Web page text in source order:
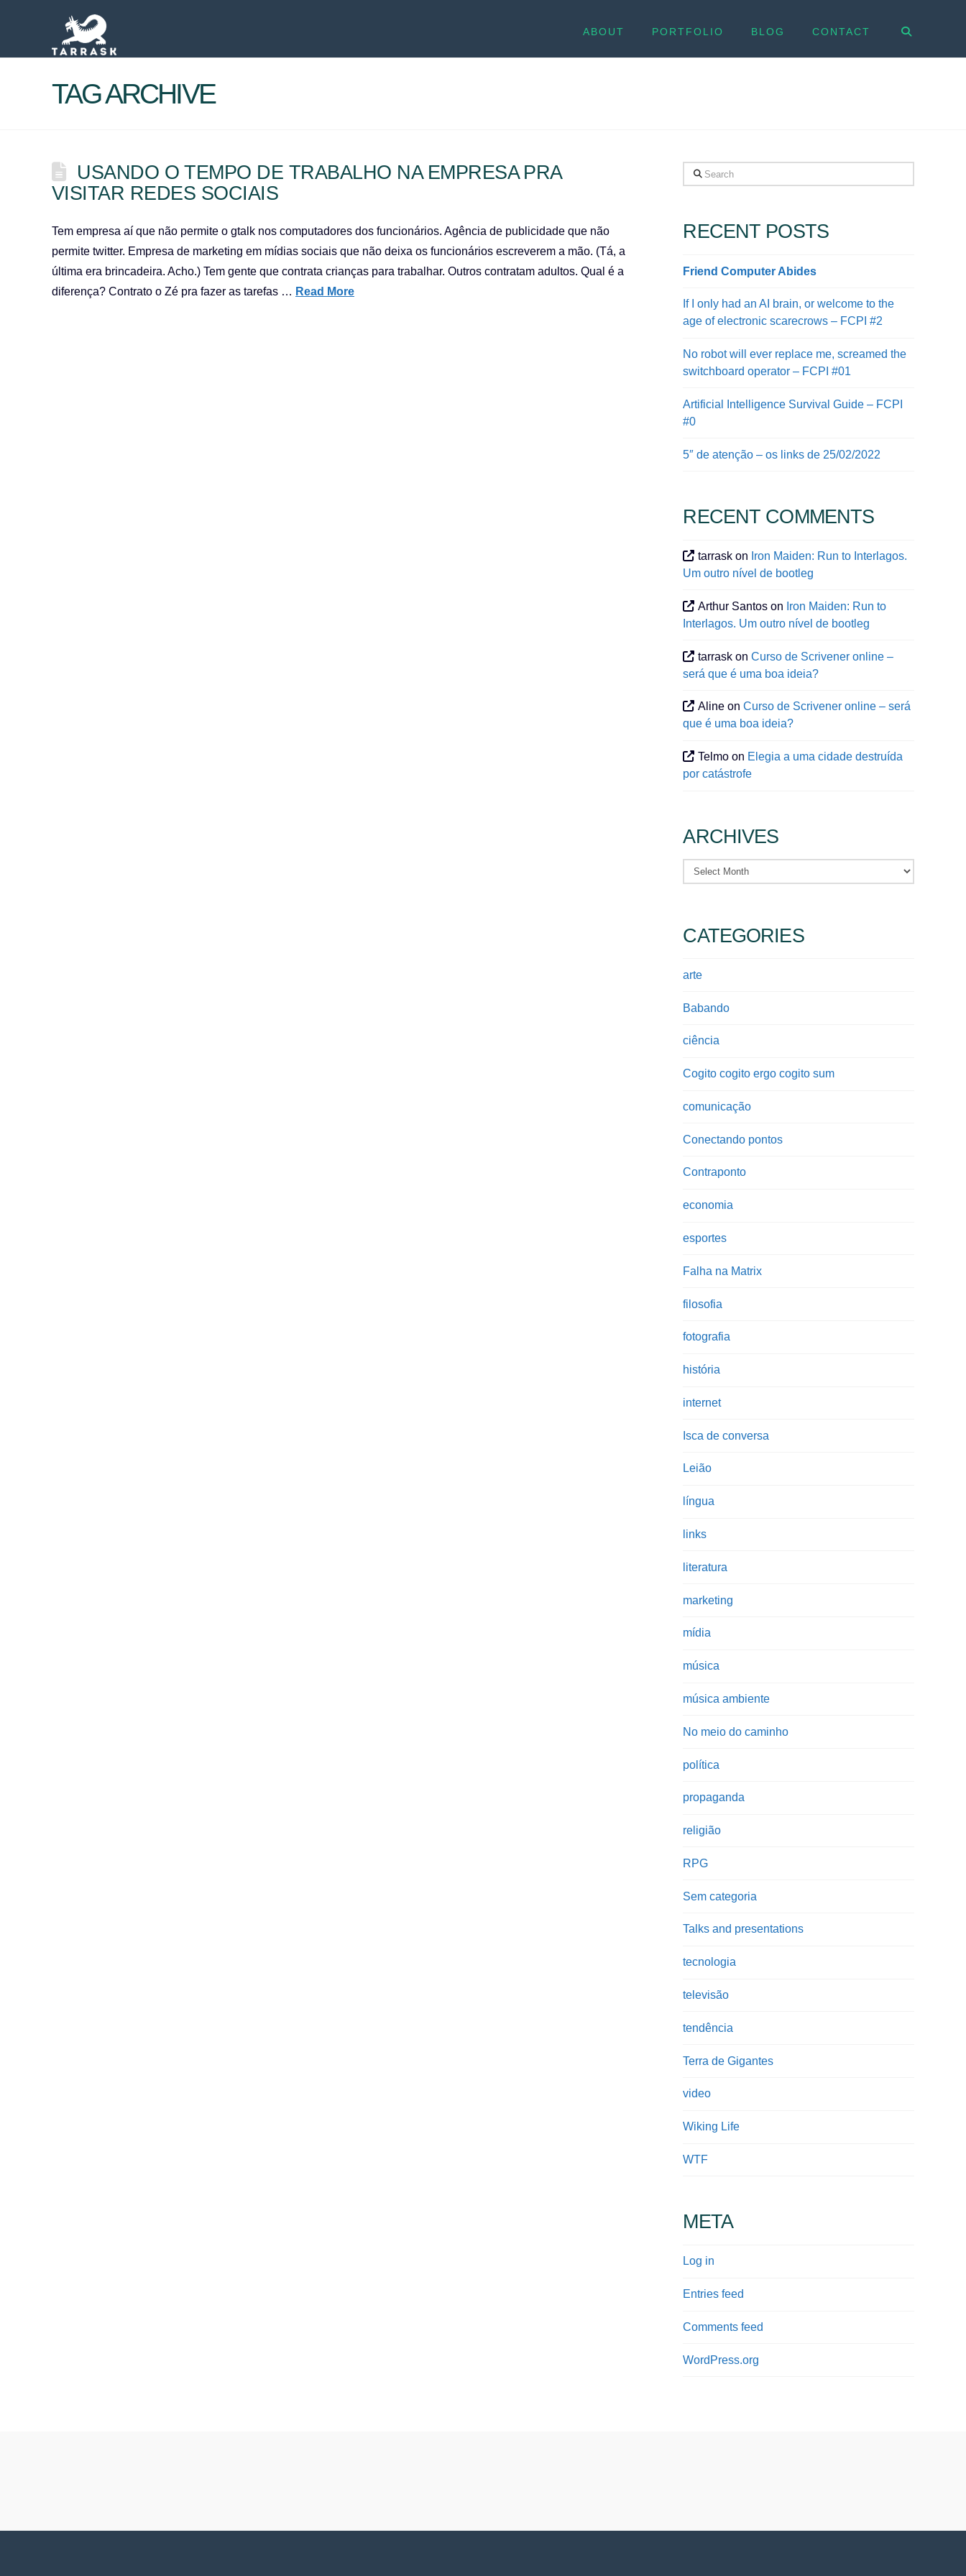
ABOUT PORTFOLIO BLOG CONTACT
TAG ARCHIVE
USANDO O TEMPO DE TRABALHO NA EMPRESA PRA
VISITAR REDES SOCIAIS
Tem empresa aí que não permite o gtalk nos computadores dos funcionários. Agência de publicidade que não
permite twitter. Empresa de marketing em mídias sociais que não deixa os funcionários escreverem a mão. (Tá, a
última era brincadeira. Acho.) Tem gente que contrata crianças para trabalhar. Outros contratam adultos. Qual é a
diferença? Contrato o Zé pra fazer as tarefas … Read More
Search
RECENT POSTS
Friend Computer Abides
If I only had an AI brain, or welcome to the
age of electronic scarecrows – FCPI #2
No robot will ever replace me, screamed the
switchboard operator – FCPI #01
Artificial Intelligence Survival Guide – FCPI
#0
5″ de atenção – os links de 25/02/2022
RECENT COMMENTS
tarrask on Iron Maiden: Run to Interlagos.
Um outro nível de bootleg
Arthur Santos on Iron Maiden: Run to
Interlagos. Um outro nível de bootleg
tarrask onCurso de Scrivener online –
será que é uma boa ideia?
Aline onCurso de Scrivener online – será
que é uma boa ideia?
Telmo on Elegia a uma cidade destruída
por catástrofe
ARCHIVES
Archives
CATEGORIES
arte
Babando
ciência
Cogito cogito ergo cogito sum
comunicação
Conectando pontos
Contraponto
economia
esportes
Falha na Matrix
filosofia
fotografia
história
internet
Isca de conversa
Leião
língua
links
literatura
marketing
mídia
música
música ambiente
No meio do caminho
política
propaganda
religião
RPG
Sem categoria
Talks and presentations
tecnologia
televisão
tendência
Terra de Gigantes
video
Wiking Life
WTF
META
Log in
Entries feed
Comments feed
WordPress.org